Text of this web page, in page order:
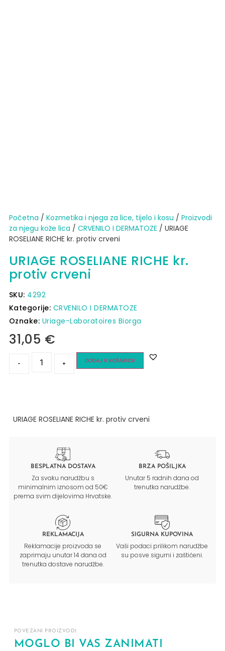
Početna / Kozmetika i njega za lice, tijelo i kosu / Proizvodi
za njegu kože lica / CRVENILO I DERMATOZE / URIAGE
ROSELIANE RICHE kr. protiv crveni
URIAGE ROSELIANE RICHE kr.
protiv crveni
SKU: 4292
Kategorije: CRVENILO I DERMATOZE
Oznake: Uriage-Laboratoires Biorga
31,05 €
- + DODAJ U KOŠARICU
URIAGE ROSELIANE RICHE kr. protiv crveni
BESPLATNA DOSTAVA
Za svaku narudžbu s
minimalnim iznosom od 50€
prema svim dijelovima Hrvatske.
BRZA POŠILJKA
Unutar 5 radnih dana od
trenutka narudžbe.
REKLAMACIJA
Reklamacije proizvoda se
zaprimaju unutar 14 dana od
trenutka dostave narudžbe.
SIGURNA KUPOVINA
Vaši podaci prilikom narudžbe
su posve sigurni i zaštićeni.
POVEZANI PROIZVODI
MOGLO BI VAS ZANIMATI